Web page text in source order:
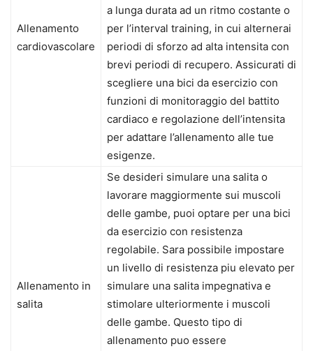
Allenamento
cardiovascolare
a lunga durata ad un ritmo costante o
per l’interval training, in cui alternerai
periodi di sforzo ad alta intensita con
brevi periodi di recupero. Assicurati di
scegliere una bici da esercizio con
funzioni di monitoraggio del battito
cardiaco e regolazione dell’intensita
per adattare l’allenamento alle tue
esigenze.
Allenamento in
salita
Se desideri simulare una salita o
lavorare maggiormente sui muscoli
delle gambe, puoi optare per una bici
da esercizio con resistenza
regolabile. Sara possibile impostare
un livello di resistenza piu elevato per
simulare una salita impegnativa e
stimolare ulteriormente i muscoli
delle gambe. Questo tipo di
allenamento puo essere